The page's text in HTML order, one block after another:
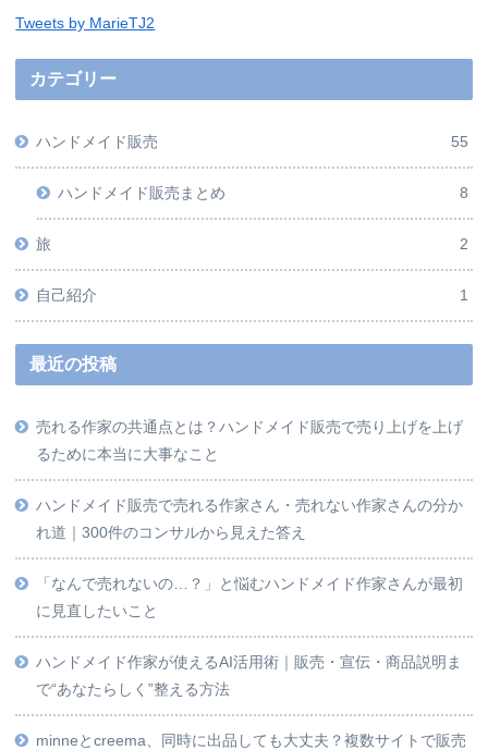
Tweets by MarieTJ2
カテゴリー
ハンドメイド販売 55
ハンドメイド販売まとめ 8
旅 2
自己紹介 1
最近の投稿
売れる作家の共通点とは？ハンドメイド販売で売り上げを上げ
るために本当に大事なこと
ハンドメイド販売で売れる作家さん・売れない作家さんの分か
れ道｜300件のコンサルから見えた答え
「なんで売れないの…？」と悩むハンドメイド作家さんが最初
に見直したいこと
ハンドメイド作家が使えるAI活用術｜販売・宣伝・商品説明ま
で“あなたらしく”整える方法
minneとcreema、同時に出品しても大丈夫？複数サイトで販売